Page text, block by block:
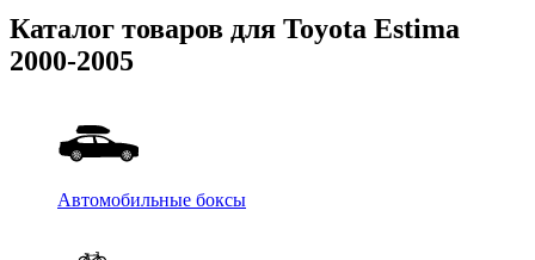
Каталог товаров для Toyota Estima
2000-2005
Автомобильные боксы